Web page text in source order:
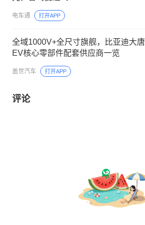
电车通 打开APP
全域1000V+全尺寸旗舰，比亚迪大唐
EV核心零部件配套供应商一览
盖世汽车 打开APP
评论